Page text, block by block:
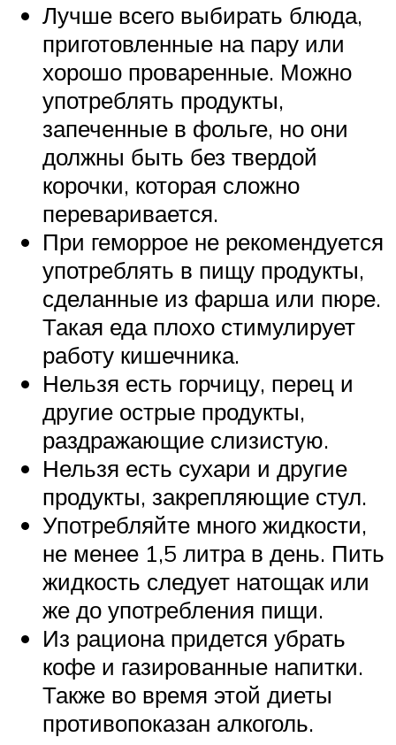
Лучше всего выбирать блюда,
приготовленные на пару или
хорошо проваренные. Можно
употреблять продукты,
запеченные в фольге, но они
должны быть без твердой
корочки, которая сложно
переваривается.
При геморрое не рекомендуется
употреблять в пищу продукты,
сделанные из фарша или пюре.
Такая еда плохо стимулирует
работу кишечника.
Нельзя есть горчицу, перец и
другие острые продукты,
раздражающие слизистую.
Нельзя есть сухари и другие
продукты, закрепляющие стул.
Употребляйте много жидкости,
не менее 1,5 литра в день. Пить
жидкость следует натощак или
же до употребления пищи.
Из рациона придется убрать
кофе и газированные напитки.
Также во время этой диеты
противопоказан алкоголь.